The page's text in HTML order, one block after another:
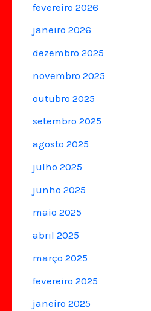
fevereiro 2026
janeiro 2026
dezembro 2025
novembro 2025
outubro 2025
setembro 2025
agosto 2025
julho 2025
junho 2025
maio 2025
abril 2025
março 2025
fevereiro 2025
janeiro 2025